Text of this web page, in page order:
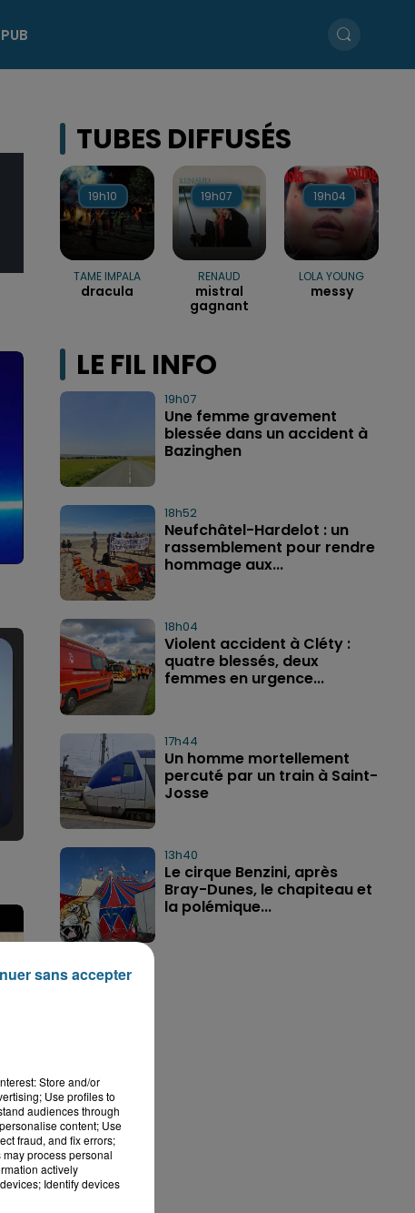
PUB
TUBES DIFFUSÉS
19h10
19h10
TAME IMPALA
dracula
19h07
19h07
RENAUD
mistral
gagnant
19h04
19h04
LOLA YOUNG
messy
LE FIL INFO
19h07
Une femme gravement
blessée dans un accident à
Bazinghen
18h52
Neufchâtel-Hardelot : un
rassemblement pour rendre
hommage aux...
18h04
Violent accident à Cléty :
quatre blessés, deux
femmes en urgence...
17h44
Un homme mortellement
percuté par un train à Saint-
Josse
13h40
Le cirque Benzini, après
Bray-Dunes, le chapiteau et
la polémique...
Store and/or
Use profiles to
audiences through
content; Use
fraud, and fix errors;
process personal
actively
Identify devices
sans accepter